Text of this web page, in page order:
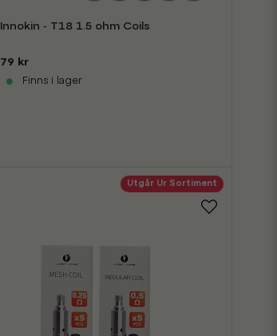
Innokin - T18 1.5 ohm Coils
79 kr
Finns i lager
Utgår Ur Sortiment